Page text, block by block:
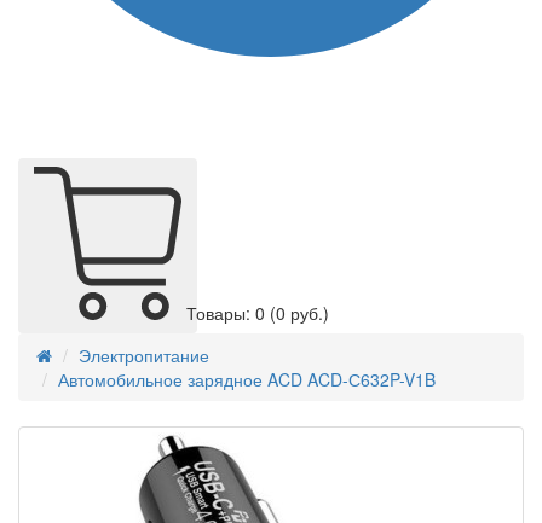
Товары: 0 (0 руб.)
Электропитание
Автомобильное зарядное ACD ACD-С632P-V1B